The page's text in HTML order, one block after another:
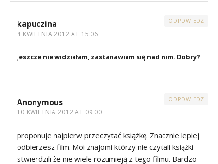
kapuczina
4 KWIETNIA 2012 AT 15:06
ODPOWIEDZ
Jeszcze nie widziałam, zastanawiam się nad nim. Dobry?
Anonymous
10 KWIETNIA 2012 AT 09:00
ODPOWIEDZ
proponuje najpierw przeczytać książkę. Znacznie lepiej
odbierzesz film. Moi znajomi którzy nie czytali książki
stwierdzili że nie wiele rozumieją z tego filmu. Bardzo